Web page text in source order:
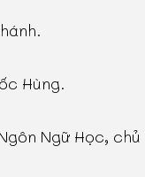
.
Hùng.
Ngữ Học, chủ